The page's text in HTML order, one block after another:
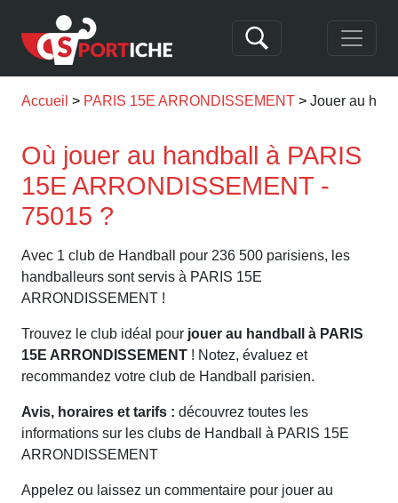
Accueil PARIS 15E ARRONDISSEMENT Jouer au
Où jouer au handball à PARIS
15E ARRONDISSEMENT -
75015 ?
Avec 1 club de Handball pour 236 500 parisiens, les
handballeurs sont servis à PARIS 15E
ARRONDISSEMENT !
Trouvez le club idéal pour jouer au handball à PARIS
15E ARRONDISSEMENT ! Notez, évaluez et
recommandez votre club de Handball parisien.
Avis, horaires et tarifs : découvrez toutes les
informations sur les clubs de Handball à PARIS 15E
ARRONDISSEMENT
Appelez ou laissez un commentaire pour jouer au